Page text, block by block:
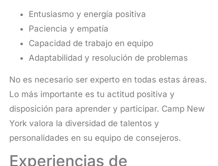
Entusiasmo y energía positiva
Paciencia y empatía
Capacidad de trabajo en equipo
Adaptabilidad y resolución de problemas
No es necesario ser experto en todas estas áreas.
Lo más importante es tu actitud positiva y
disposición para aprender y participar. Camp New
York valora la diversidad de talentos y
personalidades en su equipo de consejeros.
Experiencias de